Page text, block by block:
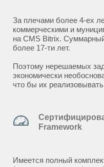
За плечами более 4-ех
коммерческими и
на CMS Bitrix.
более 17-ти лет.
Поэтому нерешаемых
экономически
что бы их
Framework
Имеется полный